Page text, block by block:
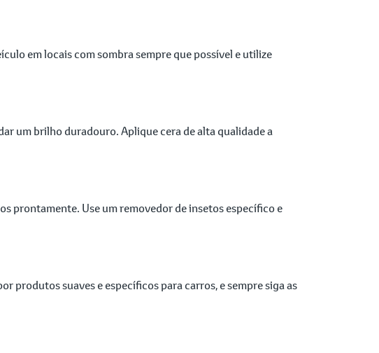
em locais com sombra sempre que possível e utilize
um brilho duradouro. Aplique cera de alta qualidade a
prontamente. Use um removedor de insetos específico e
produtos suaves e específicos para carros, e sempre siga as